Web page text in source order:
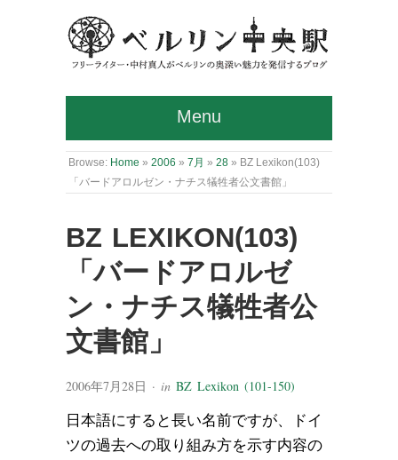
Menu
Browse: Home » 2006 » 7月 » 28 » BZ Lexikon(103)
「バードアロルゼン・ナチス犠牲者公文書館」
BZ LEXIKON(103)
「バードアロルゼ
ン・ナチス犠牲者公
文書館」
2006年7月28日 · in BZ Lexikon (101-150)
日本語にすると長い名前ですが、ドイ
ツの過去への取り組み方を示す内容の